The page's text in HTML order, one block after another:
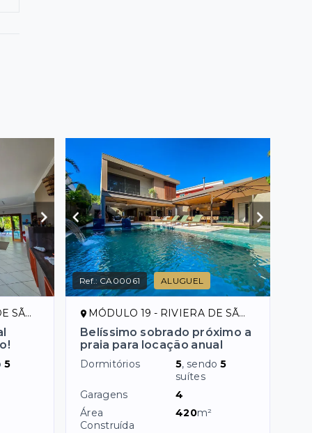
SP
5
Ref.: CA00061 ALUGUEL
MÓDULO 19 - RIVIERA DE SÃO LOURENÇO/SP
Belíssimo sobrado próximo a
praia para locação anual
Dormitórios 5, sendo5
suítes
Garagens
4
Área
Construída
420m²